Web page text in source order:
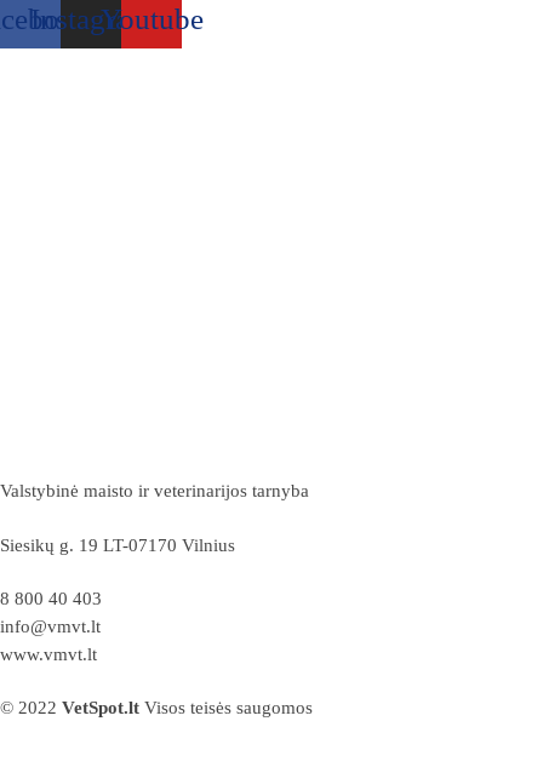
InstagramYoutube
Valstybinė maisto ir veterinarijos tarnyba
Siesikų g. 19 LT-07170 Vilnius
8 800 40 403
info@vmvt.lt
www.vmvt.lt
© 2022 VetSpot.lt Visos teisės saugomos